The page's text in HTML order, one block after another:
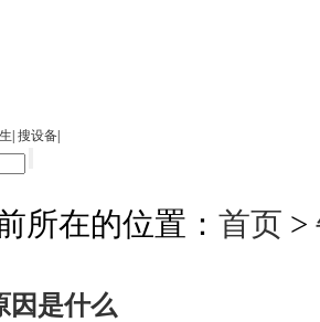
搜设备
所在的位置： 首页 >
因是什么